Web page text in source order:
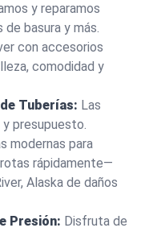
y reparamos
basura y más.
con accesorios
comodidad y
Tuberías: Las
presupuesto.
modernas para
rápidamente—
Alaska de daños
Presión: Disfruta de